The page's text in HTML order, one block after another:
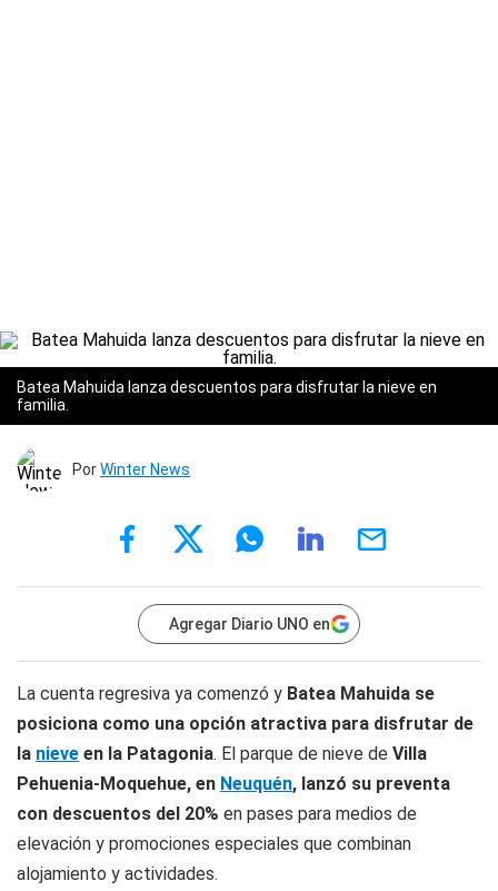
Batea Mahuida lanza descuentos para disfrutar la nieve en
familia.
PorWinter News
Agregar Diario UNO en
La cuenta regresiva ya comenzó y Batea Mahuida se
posiciona como una opción atractiva para disfrutar de
la nieve en la Patagonia. El parque de nieve de Villa
Pehuenia-Moquehue, en Neuquén, lanzó su preventa
con descuentos del 20% en pases para medios de
elevación y promociones especiales que combinan
alojamiento y actividades.